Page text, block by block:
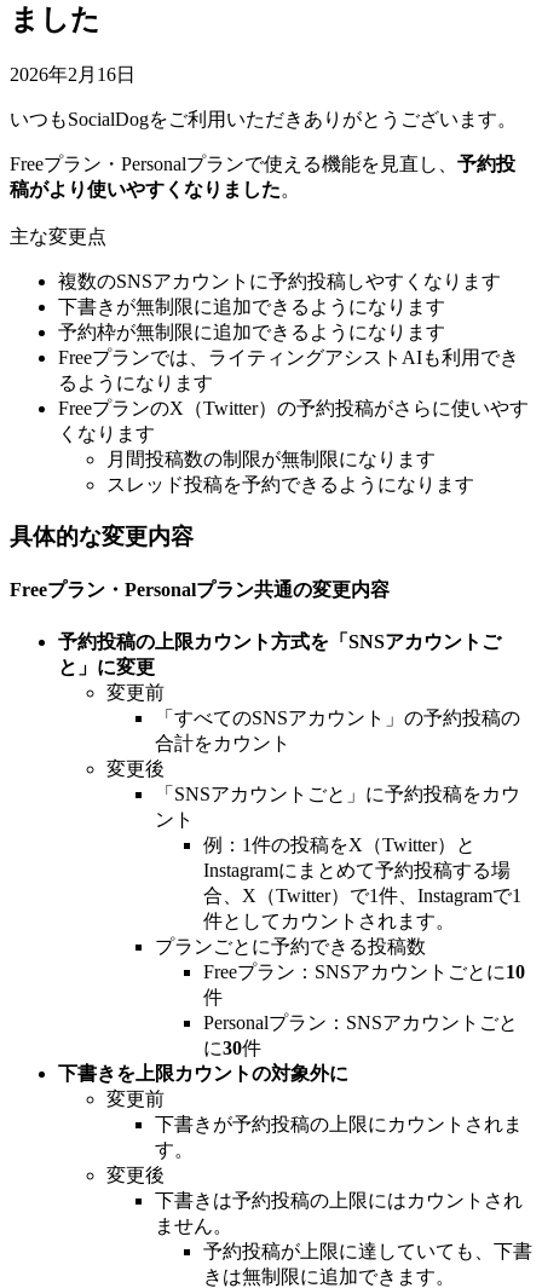
ました
2026年2月16日
いつもSocialDogをご利用いただきありがとうございます。
Freeプラン・Personalプランで使える機能を見直し、 予約投
稿がより使いやすくなりました。
主な変更点
複数のSNSアカウントに予約投稿しやすくなります
下書きが無制限に追加できるようになります
予約枠が無制限に追加できるようになります
Freeプランでは、ライティングアシストAIも利用でき
るようになります
FreeプランのX（Twitter）の予約投稿がさらに使いやす
くなります
月間投稿数の制限が無制限になります
スレッド投稿を予約できるようになります
具体的な変更内容
Freeプラン・Personalプラン共通の変更内容
予約投稿の上限カウント方式を「SNSアカウントご
と」に変更
変更前
「すべてのSNSアカウント」の予約投稿の
合計をカウント
変更後
「SNSアカウントごと」に予約投稿をカウ
ント
例：1件の投稿をX（Twitter）と
Instagramにまとめて予約投稿する場
合、X（Twitter）で1件、Instagramで1
件としてカウントされます。
プランごとに予約できる投稿数
Freeプラン：SNSアカウントごとに10
件
Personalプラン：SNSアカウントごと
に30件
下書きを上限カウントの対象外に
変更前
下書きが予約投稿の上限にカウントされま
す。
変更後
下書きは予約投稿の上限にはカウントされ
ません。
予約投稿が上限に達していても、下書
きは無制限に追加できます。